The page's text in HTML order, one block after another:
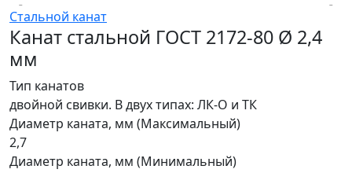
Стальной канат
Канат стальной ГОСТ 2172-80 Ø 2,4
мм
Тип канатов
двойной свивки. В двух типах: ЛК-О и ТК
Диаметр каната, мм (Максимальный)
2,7
Диаметр каната, мм (Минимальный)